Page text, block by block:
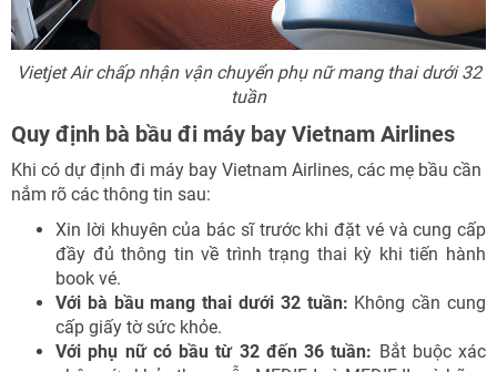
Vietjet Air chấp nhận vận chuyển phụ nữ mang thai dưới 32
tuần
Quy định bà bầu đi máy bay Vietnam Airlines
Khi có dự định đi máy bay Vietnam Airlines, các mẹ bầu cần
nắm rõ các thông tin sau:
Xin lời khuyên của bác sĩ trước khi đặt vé và cung cấp
đầy đủ thông tin về trình trạng thai kỳ khi tiến hành
book vé.
Với bà bầu mang thai dưới 32 tuần: Không cần cung
cấp giấy tờ sức khỏe.
Với phụ nữ có bầu từ 32 đến 36 tuần: Bắt buộc xác